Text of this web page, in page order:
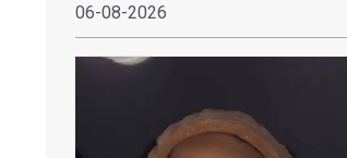
06-08-2026